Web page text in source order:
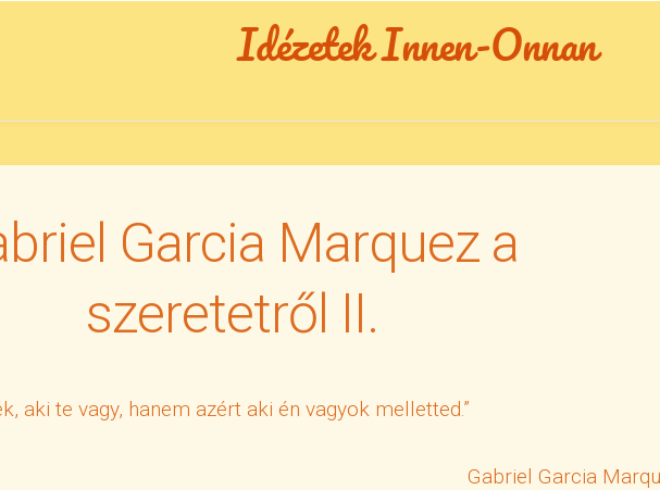
Idézetek Innen-Onnan
Garcia Marquez a
szeretetről II.
aki te vagy, hanem azért aki én vagyok melletted.”
Gabriel Garcia